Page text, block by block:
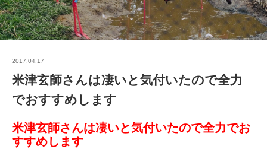
2017.04.17
米津玄師さんは凄いと気付いたので全力
でおすすめします
米津玄師さんは凄いと気付いたので全力でお
すすめします